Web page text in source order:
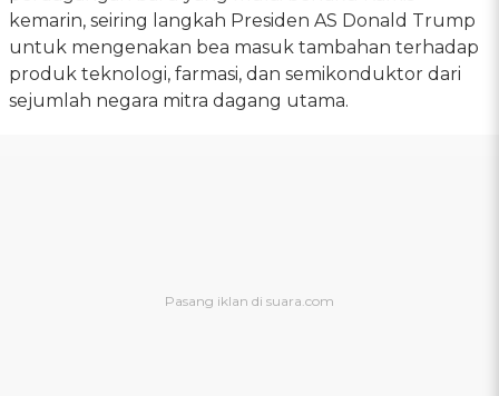
kemarin, seiring langkah Presiden AS Donald Trump
untuk mengenakan bea masuk tambahan terhadap
produk teknologi, farmasi, dan semikonduktor dari
sejumlah negara mitra dagang utama.